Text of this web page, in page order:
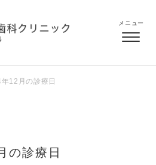
メニュー
12月の診療日
の診療日